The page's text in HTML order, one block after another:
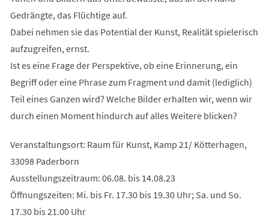
Gedrängte, das Flüchtige auf.
Dabei nehmen sie das Potential der Kunst, Realität spielerisch
aufzugreifen, ernst.
Ist es eine Frage der Perspektive, ob eine Erinnerung, ein
Begriff oder eine Phrase zum Fragment und damit (lediglich)
Teil eines Ganzen wird? Welche Bilder erhalten wir, wenn wir
durch einen Moment hindurch auf alles Weitere blicken?
Veranstaltungsort: Raum für Kunst, Kamp 21/ Kötterhagen,
33098 Paderborn
Ausstellungszeitraum: 06.08. bis 14.08.23
Öffnungszeiten: Mi. bis Fr. 17.30 bis 19.30 Uhr; Sa. und So.
17.30 bis 21.00 Uhr